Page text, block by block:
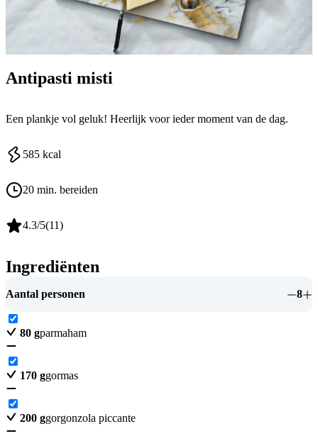
Antipasti misti
Een plankje vol geluk! Heerlijk voor ieder moment van de dag.
585 kcal
20 min. bereiden
4.3/5(11)
Ingrediënten
Aantal personen 8
80 gparmaham
170 ggormas
200 ggorgonzola piccante